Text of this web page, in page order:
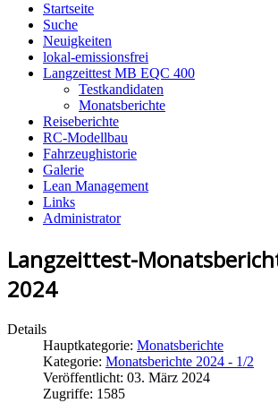
Startseite
Suche
Neuigkeiten
lokal-emissionsfrei
Langzeittest MB EQC 400
Testkandidaten
Monatsberichte
Reiseberichte
RC-Modellbau
Fahrzeughistorie
Galerie
Lean Management
Links
Administrator
Langzeittest-
2024
Details
Hauptkategorie: Monatsberichte
Kategorie: Monatsberichte 2024 - 1/2
Veröffentlicht: 03. März 2024
Zugriffe: 1585